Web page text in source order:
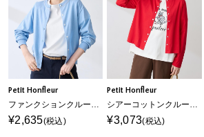
Petit Honfleur
ファンクションクルーネックカーディガン【接触冷感・UVカット・ウォッシャブル】
¥2,635(税込)
Petit Honfleur
シアーコットンクルーネックカットカーディガン【接触冷感・UVカット】
¥3,073(税込)